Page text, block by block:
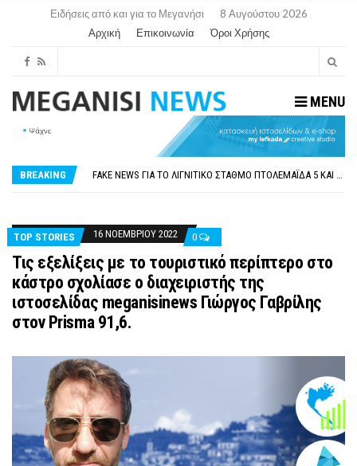
Ειδήσεις από και για το Μεγανήσι
8 Αυγούστου 2026
Αρχική
Επικοινωνία Όροι Χρήσης
MENU
BREAKING
ΠΑΡΑΙΤΉΘΗΚΕ Η ΑΝΤΙΔΉΜΑΡΧΟΣ ΠΟΛΙΤΙΣΜΟΎ ΜΕΓΑΝΗΣΊΟΥ Κ . ΕΥΑΓΓΕΛΊΑ ΜΕΛΆ. Η ΕΠΙΣΤΟΛΉ ΤΗΣ ΠΑΡΑΊΤΗΣΗΣ
FAKE NEWS ΓΙΑ ΤΟ ΛΙΓΝΙΤΙΚΌ ΣΤΑΘΜΌ ΠΤΟΛΕΜΑΪ́ΔΑ 5 ΚΑΙ ΤΗΝ ΕΝΕΡΓΕΙΑΚΉ ΑΣΦΆΛΕΙΑ ΤΗΣ ΧΏΡΑΣ
TOP STORIES
16 ΝΟΕΜΒΡΊΟΥ 2022 0
Τις εξελίξεις με το τουριστικό περίπτερο στο
κάστρο σχολίασε ο διαχειριστής της
ιστοσελίδας meganisinews Γιώργος Γαβρίλης
στον Prisma 91,6.